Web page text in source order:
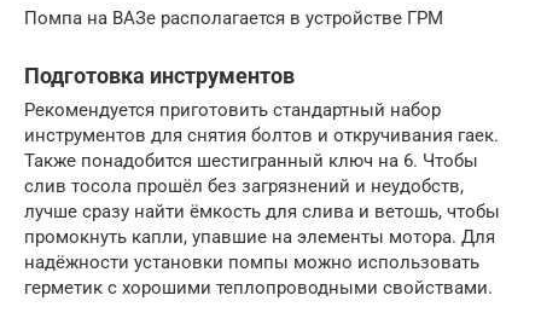
Помпа на ВАЗе располагается в устройстве ГРМ
Подготовка инструментов
Рекомендуется приготовить стандартный набор
инструментов для снятия болтов и откручивания гаек.
Также понадобится шестигранный ключ на 6. Чтобы
слив тосола прошёл без загрязнений и неудобств,
лучше сразу найти ёмкость для слива и ветошь, чтобы
промокнуть капли, упавшие на элементы мотора. Для
надёжности установки помпы можно использовать
герметик с хорошими теплопроводными свойствами.